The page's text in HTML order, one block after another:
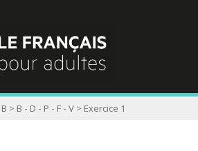
> B - D - P - F - V > Exercice 1